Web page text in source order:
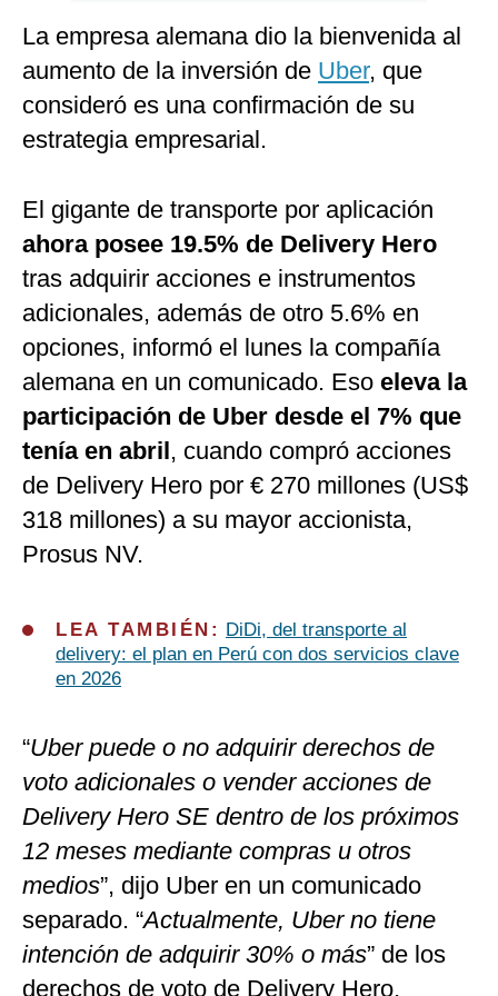
La empresa alemana dio la bienvenida al
aumento de la inversión de Uber, que
consideró es una confirmación de su
estrategia empresarial.
El gigante de transporte por aplicación
ahora posee 19.5% de Delivery Hero
tras adquirir acciones e instrumentos
adicionales, además de otro 5.6% en
opciones, informó el lunes la compañía
alemana en un comunicado. Eso eleva la
participación de Uber desde el 7% que
tenía en abril, cuando compró acciones
de Delivery Hero por € 270 millones (US$
318 millones) a su mayor accionista,
Prosus NV.
LEA TAMBIÉN:
DiDi, del transporte al
delivery: el plan en Perú con dos servicios clave
en 2026
“Uber puede o no adquirir derechos de
voto adicionales o vender acciones de
Delivery Hero SE dentro de los próximos
12 meses mediante compras u otros
medios”, dijo Uber en un comunicado
separado. “Actualmente, Uber no tiene
intención de adquirir 30% o más” de los
derechos de voto de Delivery Hero,